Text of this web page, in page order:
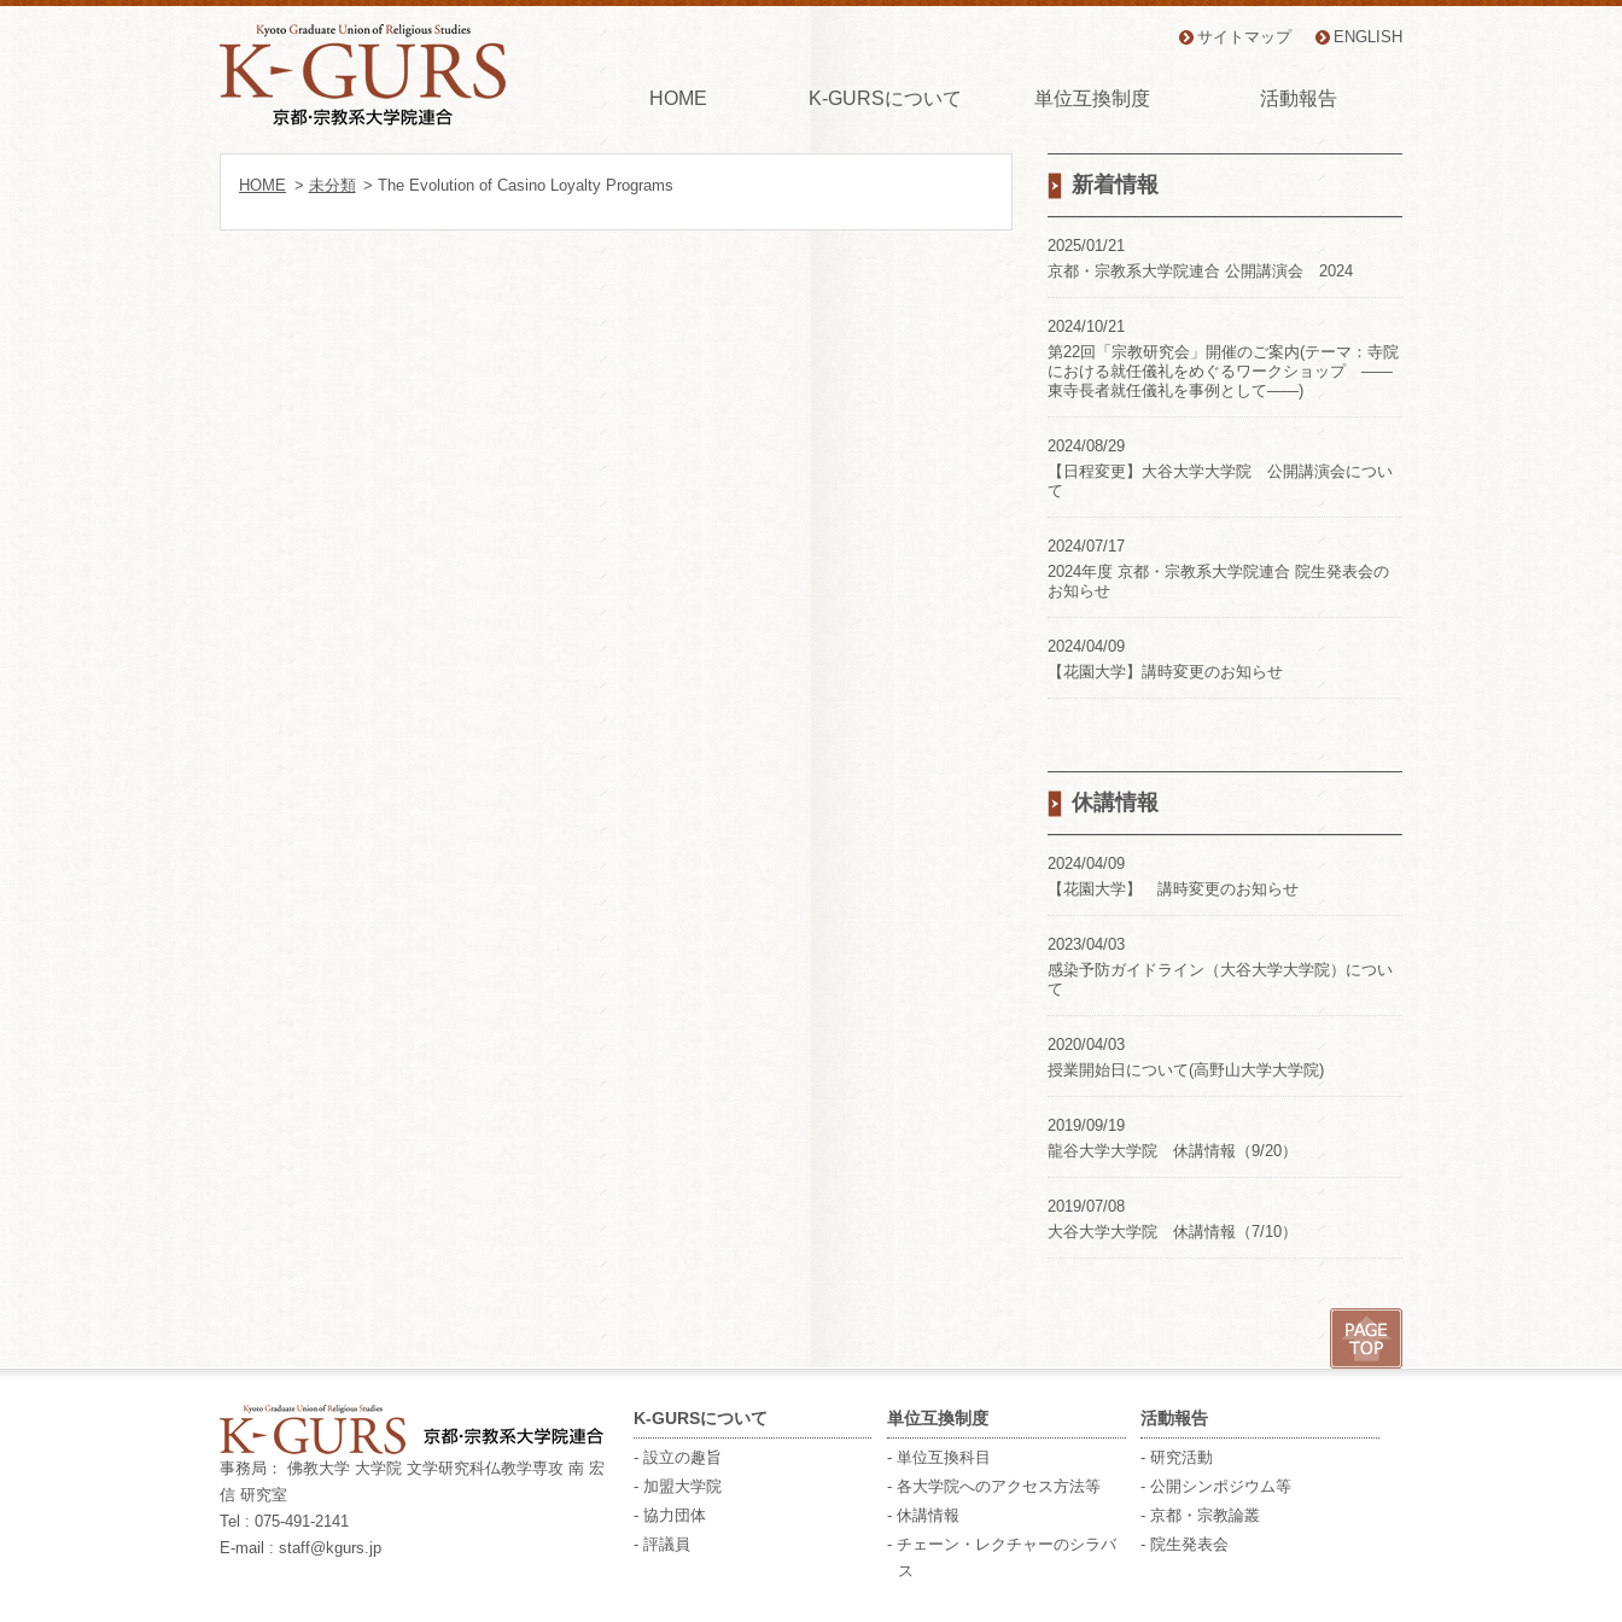
サイトマップ ENGLISH
HOME K-GURSについて 単位互換制度 活動報告
新着情報
2025/01/21
京都・宗教系大学院連合 公開講演会 2024
2024/10/21
第22回「宗教研究会」開催のご案内(テーマ：寺院
における就任儀礼をめぐるワークショップ ――
東寺長者就任儀礼を事例として――)
2024/08/29
【日程変更】大谷大学大学院 公開講演会につい
て
2024/07/17
2024年度 京都・宗教系大学院連合 院生発表会の
お知らせ
2024/04/09
【花園大学】講時変更のお知らせ
休講情報
2024/04/09
【花園大学】 講時変更のお知らせ
2023/04/03
感染予防ガイドライン（大谷大学大学院）につい
て
2020/04/03
授業開始日について(高野山大学大学院)
2019/09/19
龍谷大学大学院 休講情報（9/20）
2019/07/08
大谷大学大学院 休講情報（7/10）
HOME > 未分類 > The Evolution of Casino Loyalty Programs
事務局： 佛教大学 大学院 文学研究科仏教学専攻 南 宏
信 研究室
Tel : 075-491-2141
E-mail : staff@kgurs.jp
K-GURSについて
- 設立の趣旨
- 加盟大学院
- 協力団体
- 評議員
単位互換制度
- 単位互換科目
- 各大学院へのアクセス方法等
- 休講情報
- チェーン・レクチャーのシラバ
ス
活動報告
- 研究活動
- 公開シンポジウム等
- 京都・宗教論叢
- 院生発表会